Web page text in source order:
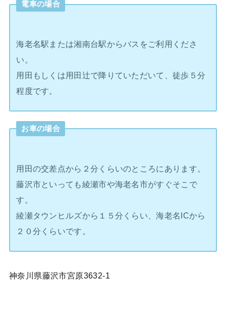
電車の場合
海老名駅または湘南台駅からバスをご利用くださ
い。
用田もしくは用田辻で降りていただいて、徒歩５分
程度です。
お車の場合
用田の交差点から２分くらいのところにあります。
藤沢市といっても綾瀬市や海老名市がすぐそこで
す。
綾瀬タウンヒルズから１５分くらい、海老名ICから
２０分くらいです。
神奈川県藤沢市宮原3632-1